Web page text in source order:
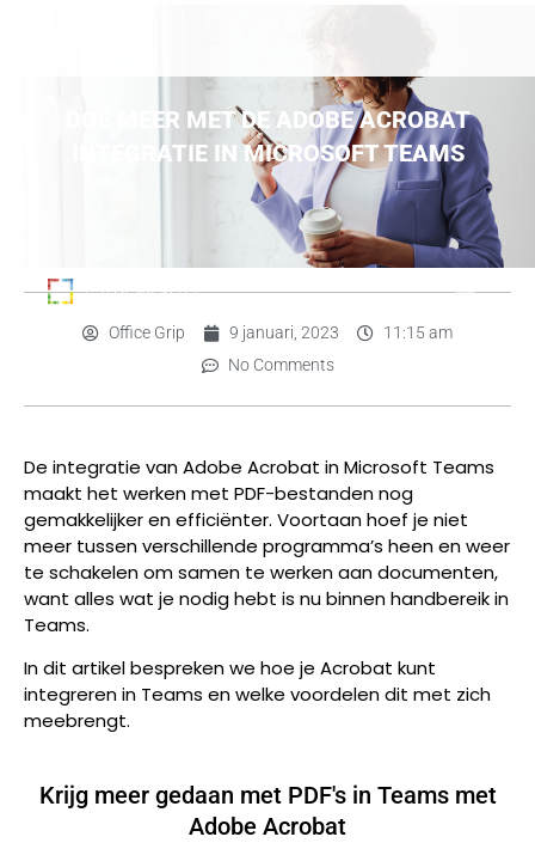
DOE MEER MET DE ADOBE ACROBAT
INTEGRATIE IN MICROSOFT TEAMS
Office Grip 9 januari, 2023
11:15 am
No Comments
De integratie van Adobe Acrobat in Microsoft Teams
maakt het werken met PDF-bestanden nog
gemakkelijker en efficiënter. Voortaan hoef je niet
meer tussen verschillende programma’s heen en weer
te schakelen om samen te werken aan documenten,
want alles wat je nodig hebt is nu binnen handbereik in
Teams.
In dit artikel bespreken we hoe je Acrobat kunt
integreren in Teams en welke voordelen dit met zich
meebrengt.
Krijg meer gedaan met PDF's in Teams met
Adobe Acrobat